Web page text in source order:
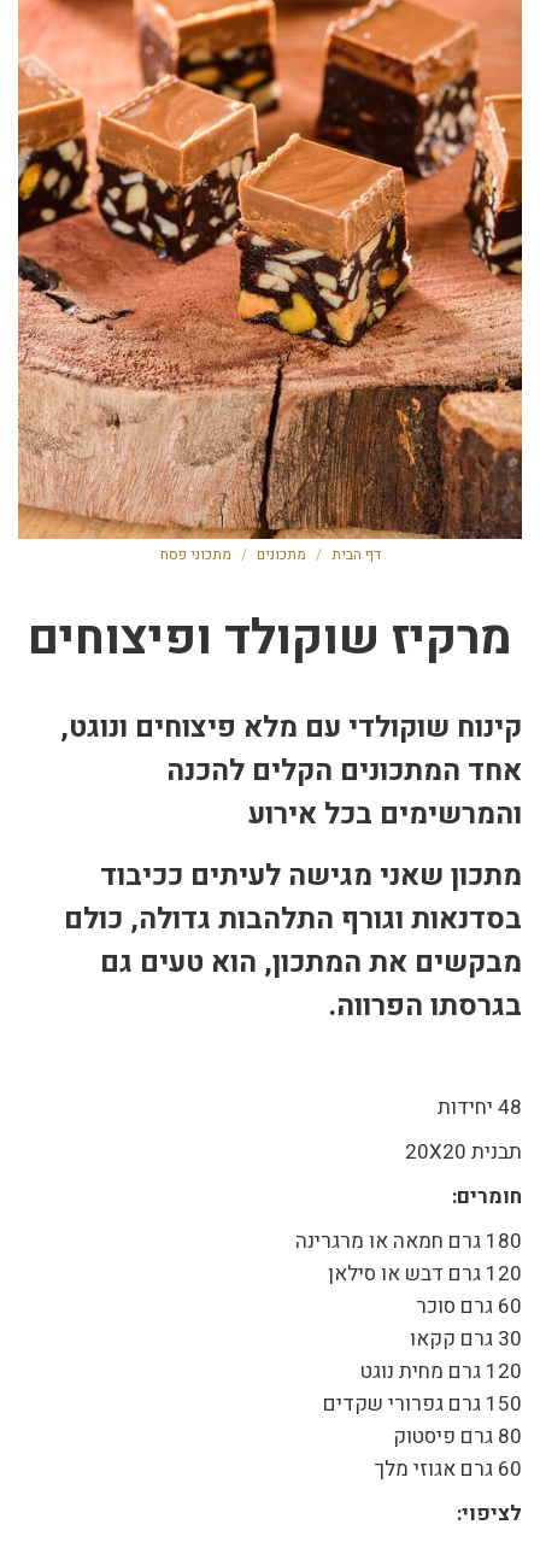
דף הבית / מתכונים / מתכוני פסח
מרקיז שוקולד ופיצוחים
קינוח שוקולדי עם מלא פיצוחים ונוגט,
אחד המתכונים הקלים להכנה
והמרשימים בכל אירוע
מתכון שאני מגישה לעיתים ככיבוד
בסדנאות וגורף התלהבות גדולה, כולם
מבקשים את המתכון, הוא טעים גם
בגרסתו הפרווה.
48 יחידות
תבנית 20X20
חומרים:
180 גרם חמאה או מרגרינה
120 גרם דבש או סילאן
60 גרם סוכר
30 גרם קקאו
120 גרם מחית נוגט
150 גרם גפרורי שקדים
80 גרם פיסטוק
60 גרם אגוזי מלך
לציפוי: